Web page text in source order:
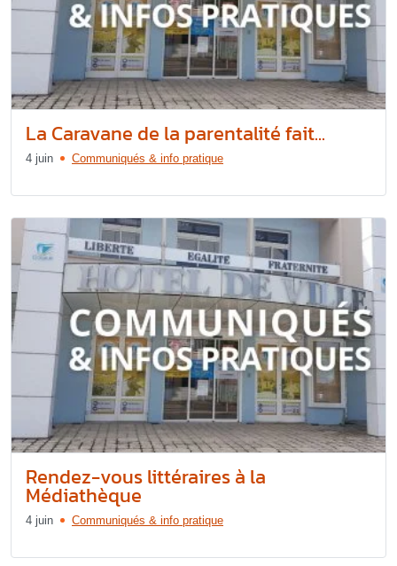
La Caravane de la parentalité fait...
4 juin Communiqués & info pratique
Rendez-vous littéraires à la
Médiathèque
4 juin Communiqués & info pratique